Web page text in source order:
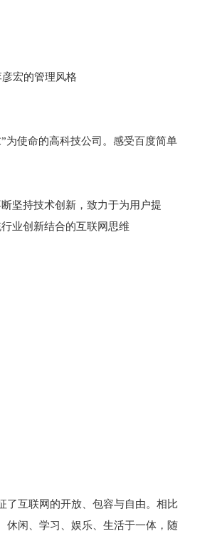
宏的管理风格
为使命的高科技公司。感受百度简单
坚持技术创新，致力于为用户提
业创新结合的互联网思维
了互联网的开放、包容与自由。相比
休闲、学习、娱乐、生活于一体，随